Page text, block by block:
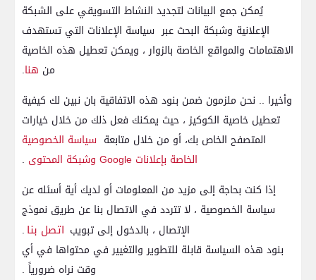
يُمكن جمع البيانات لتجديد النشاط التسويقي على الشبكة
الإعلانية وشبكة البحث عبر سياسة الإعلانات التي تستهدف
الاهتمامات والمواقع الخاصة بالزوار ، ويمكن تعطيل هذه الخاصية
من هنا.
وأخيرا .. نحن ملزمون ضمن بنود هذه الاتفاقية بان نبين لك كيفية
تعطيل خاصية الكوكيز ، حيث يمكنك فعل ذلك من خلال خيارات
المتصفح الخاص بك، أو من خلال متابعة سياسة الخصوصية
الخاصة بإعلانات Google وشبكة المحتوى
.
إذا كنت بحاجة إلى مزيد من المعلومات أو لديك أية أسئله عن
سياسة الخصوصية ، لا تتردد في الاتصال بنا عن طريق نموذج
الإتصال ، بالدخول إلى تبويب اتصل بنا.
بنود هذه السياسة قابلة للتطوير والتغيير في محتواها في أي
وقت نراه ضرورياً .